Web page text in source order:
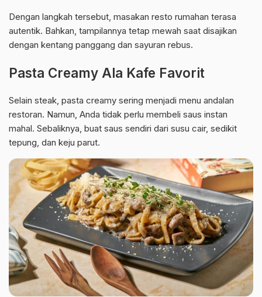
Dengan langkah tersebut, masakan resto rumahan terasa
autentik. Bahkan, tampilannya tetap mewah saat disajikan
dengan kentang panggang dan sayuran rebus.
Pasta Creamy Ala Kafe Favorit
Selain steak, pasta creamy sering menjadi menu andalan
restoran. Namun, Anda tidak perlu membeli saus instan
mahal. Sebaliknya, buat saus sendiri dari susu cair, sedikit
tepung, dan keju parut.